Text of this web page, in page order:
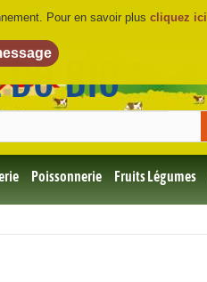
DU BIO
Poissonnerie Fruits Légumes
Pour en savoir plus cliquez ici